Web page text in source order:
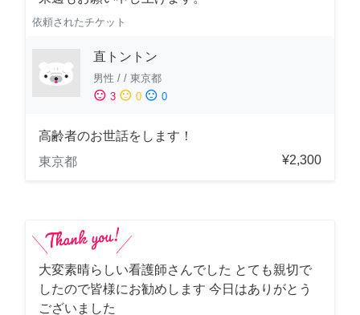
依頼されたチケット
直トントン
男性 / / 東京都
sentiment_satisfied 3 sentiment_neutral 0 sentiment_dissatisfied 0
高齢者のお世話をします！
東京都
¥2,300
大変素晴らしい看護師さんでした とても親切で
したので皆様にお勧めします 今日はありがとう
ございました